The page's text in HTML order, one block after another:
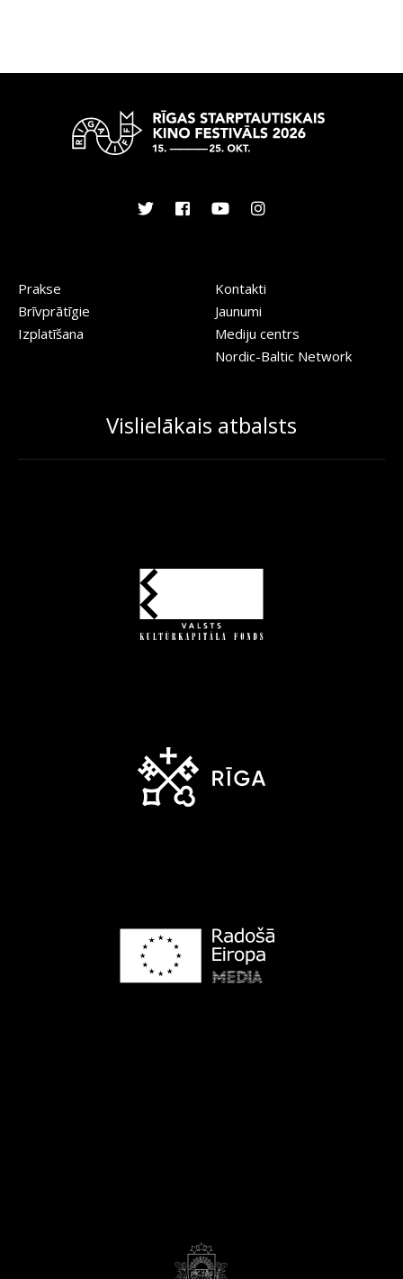
Prakse
Brīvprātīgie
Izplatīšana
Kontakti
Jaunumi
Mediju centrs
Nordic-Baltic Network
Vislielākais atbalsts